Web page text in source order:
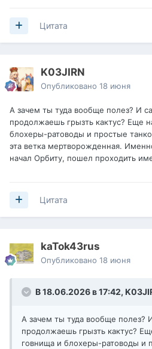
Цитата
K03JIRN
Опубликовано 18 июня
А зачем ты туда вообще полез? И
продолжаешь грызть кактус? Еще
блохеры-ратоводы и простые
эта ветка мертворожденная.
начал Орбиту, пошел проходить
Цитата
kaTok43rus
Опубликовано 18 июня
В 18.06.2026 в 17:42,
А зачем ты туда вообще полез?
продолжаешь грызть кактус?
гoвнищa и блохеры-ратоводы и